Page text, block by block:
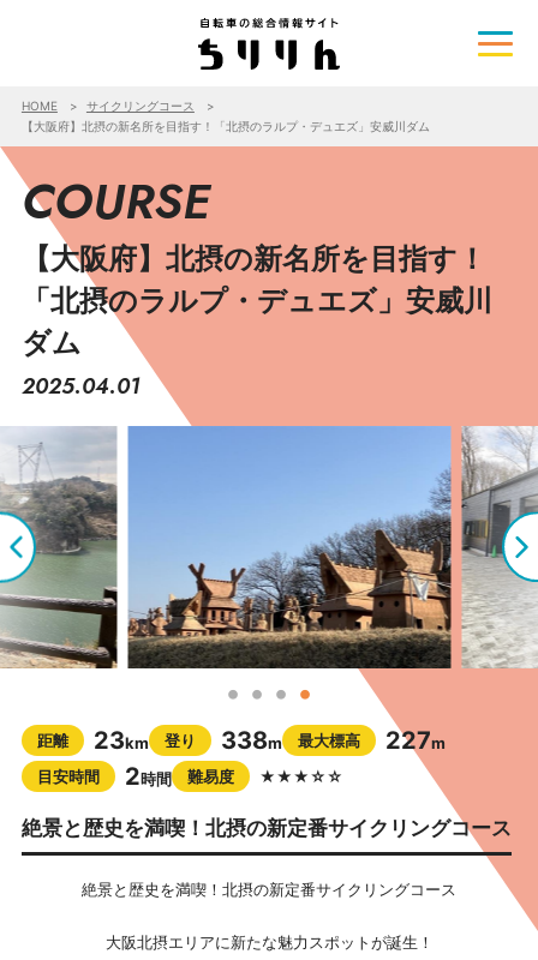
HOME
サイクリングコース
【大阪府】北摂の新名所を目指す！「北摂のラルプ・デュエズ」安威川ダム
COURSE
【大阪府】北摂の新名所を目指す！
「北摂のラルプ・デュエズ」安威川
ダム
2025.04.01
距離 23km 登り 338m 最大標高 227m
目安時間
2時間 難易度 ★★★☆☆
絶景と歴史を満喫！北摂の新定番サイクリングコース
絶景と歴史を満喫！北摂の新定番サイクリングコース
大阪北摂エリアに新たな魅力スポットが誕生！